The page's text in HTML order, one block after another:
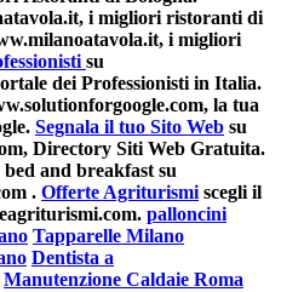
i migliori ristoranti di
i migliori
su
dei Professionisti in Italia.
la tua
Segnala il tuo Sito Web su
Directory Siti Web Gratuita.
and breakfast su
. Offerte Agriturismiscegli il
palloncini
Tapparelle Milano
Dentista a
Manutenzione Caldaie Roma